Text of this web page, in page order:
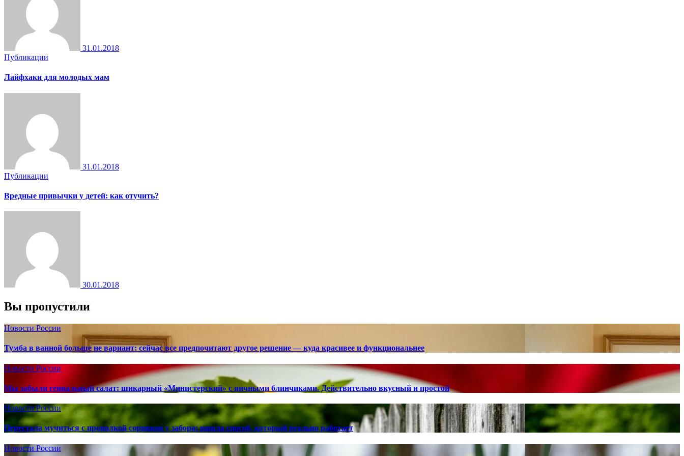
31.01.2018
Публикации
Лайфхаки для молодых мам
31.01.2018
Публикации
Вредные привычки у детей: как отучить?
30.01.2018
Вы пропустили
Новости России
Тумба в ванной больше не вариант: сейчас все предпочитают другое решение — куда красивее и функциональнее
Новости России
Мы забыли гениальный салат: шикарный «Министерский» с яичными блинчиками. Действительно вкусный и простой
Новости России
Перестала мучиться с прополкой сорняков у забора: нашла способ, который реально работает
Новости России